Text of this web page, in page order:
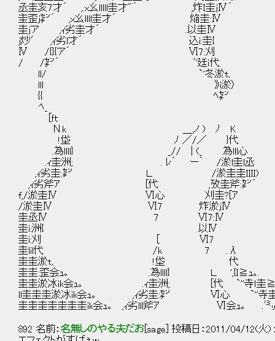
丞圭亥7才´ ,.x幺lllll圭才"´ ,炸Ｉ圭
圭歪ｊ㌢´ ,x幺llll圭才´ 焔
圭ｊア ,ｨ劣圭才´ .以
j炒′ ,ｨ劣l才´ 込i:圭{
Ⅳ /{}{ア´ Ⅵ7:刈 Ⅵ
/ /㌢´ ﾞ'廷ｉ代
ll/ `'冬淤t、 ||
lll 》i淤〉
{{ ﾍ㌢ '
ﾍ_ /
[ｆｔ
Νk ＿ノ ) ﾉ
!垈 ﾉ ／/／ }
.為llll} _// | (_ 為lll心
.ｨ圭洲; . ﾚ´ ー｀ /淤l圭l丞 ﾓｱｱｱｱ
,ｨ劣圭:㌢ Ｌ /淤圭圭ＩＩ
,ｨ劣斧ｱ [代 ,攷圭斧:㌢´
f,/淤圭Ⅳ Ⅵ心 刈圭?[ｱ
/淤圭Ⅳ Ⅵ7 炸淤jⅣ
圭丞Ⅳ 7 Ⅵ7:Ⅳ 為
圭i:洲{ 以Ⅳ ,炸,圭l
圭i:刈 [ Ⅵ7 ,炸圭
圭lil代 /k 7 .λ 焔圭l
圭圭淤t、 !垈 代 以
圭圭:歪会ｭ｡ .為llll} Ｌ ',{Ｉ≧ｭ｡.
圭圭淤冰ik会ｭ｡ .ｨ圭洲; [代 `''寺ｌ圭≧
ll圭圭圭淤冰ik会ｭ｡ ,ｨ劣圭:㌢ Ⅵ心 `''寺圭斧
圭圭圭圭圭圭圭ik会ｭ｡ ,ｨ劣lll斧ｱ Ⅵ会ｭ｡ .ﾞ㍉丞圭
892 名前： 名無しのやる夫だお [sage] 投稿日：2011/04/12(火)